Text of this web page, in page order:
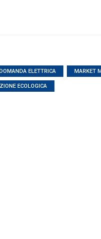
DOMANDA ELETTRICA MARKET
ECOLOGICA